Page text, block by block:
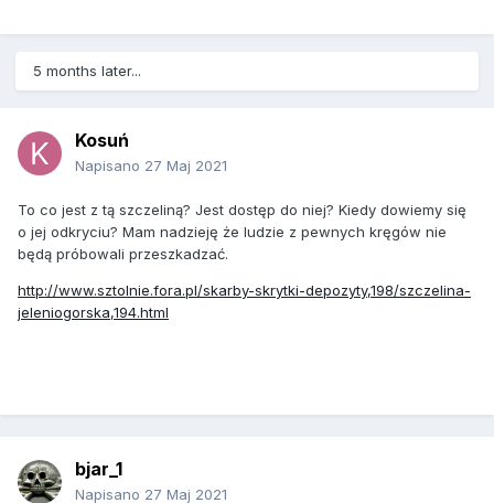
5 months later...
Kosuń
Napisano 27 Maj 2021
To co jest z tą szczeliną? Jest dostęp do niej? Kiedy dowiemy się
o jej odkryciu? Mam nadzieję że ludzie z pewnych kręgów nie
będą próbowali przeszkadzać.
http://www.sztolnie.fora.pl/skarby-skrytki-depozyty,198/szczelina-
jeleniogorska,194.html
bjar_1
Napisano 27 Maj 2021